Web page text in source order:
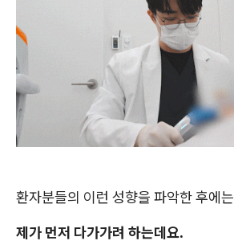
환자분들의 이런 성향을 파악한 후에는
제가 먼저 다가가려 하는데요.